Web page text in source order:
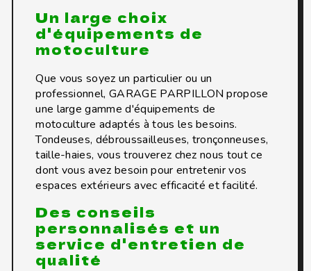
Un large choix
d'équipements de
motoculture
Que vous soyez un particulier ou un
professionnel, GARAGE PARPILLON propose
une large gamme d'équipements de
motoculture adaptés à tous les besoins.
Tondeuses, débroussailleuses, tronçonneuses,
taille-haies, vous trouverez chez nous tout ce
dont vous avez besoin pour entretenir vos
espaces extérieurs avec efficacité et facilité.
Des conseils
personnalisés et un
service d'entretien de
qualité